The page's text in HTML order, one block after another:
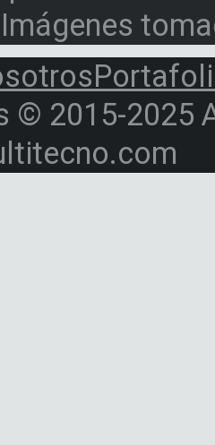
© 2015-2025